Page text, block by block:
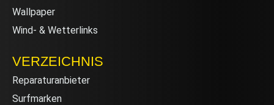
Wallpaper
Wind- & Wetterlinks
VERZEICHNIS
Reparaturanbieter
Surfmarken